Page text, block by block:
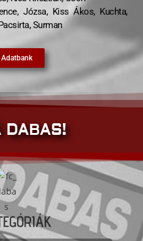
Józsa, Kiss Ákos, Kuchta,
Surman
Adatbank
DABAS!